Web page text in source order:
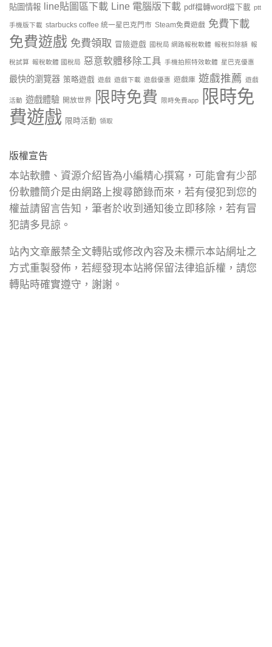
貼圖情報
line貼圖區下載 Line 電腦版下載 pdf檔轉word檔下載 ptt
手機版下載 starbucks coffee 統一星巴克門市 Steam免費遊戲 免費下載
免費遊戲 免費領取 冒險遊戲 國稅局 網路報稅軟體 報稅扣除額 報
稅試算 報稅軟體 國稅局 惡意軟體移除工具 手機拍照特效軟體 星巴克優惠
最快的瀏覽器 策略遊戲 遊戲 遊戲下載 遊戲優惠 遊戲庫 遊戲推薦 遊戲
活動 遊戲體驗 開放世界 限時免費 限時免費app
限時免
費遊戲 限時活動 領取
版權宣告
本站軟體、資源介紹皆為小編精心撰寫，可能會有少部
份軟體簡介是由網路上搜尋節錄而來，若有侵犯到您的
權益請留言告知，筆者於收到通知後立即移除，若有冒
犯請多見諒。
站內文章嚴禁全文轉貼或修改內容及未標示本站網址之
方式重製發佈，若經發現本站將保留法律追訴權，請您
轉貼時確實遵守，謝謝。